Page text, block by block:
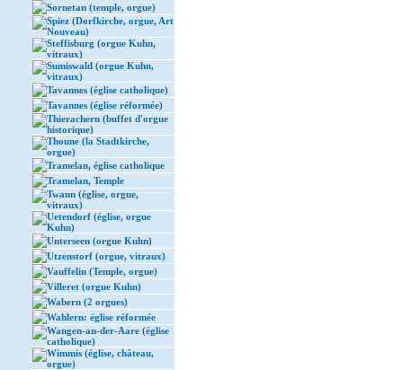
Sornetan (temple, orgue)
Spiez (Dorfkirche, orgue, Art
Nouveau)
Steffisburg (orgue Kuhn,
vitraux)
Sumiswald (orgue Kuhn,
vitraux)
Tavannes (église catholique)
Tavannes (église réformée)
Thierachern (buffet d'orgue
historique)
Thoune (la Stadtkirche,
orgue)
Tramelan, église catholique
Tramelan, Temple
Twann (église, orgue,
vitraux)
Uetendorf (église, orgue
Kuhn)
Unterseen (orgue Kuhn)
Utzenstorf (orgue, vitraux)
Vauffelin (Temple, orgue)
Villeret (orgue Kuhn)
Wabern (2 orgues)
Wahlern: église réformée
Wangen-an-der-Aare (église
catholique)
Wimmis (église, château,
orgue)